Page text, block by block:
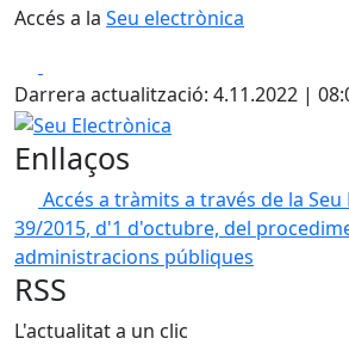
Accés a la Seu electrònica
Darrera actualització: 4.11.2022 |
Seu Electrònica
Enllaços
Accés a tràmits a través de la Seu
39/2015, d'1 d'octubre, del
administracions públiques
RSS
L'actualitat a un clic